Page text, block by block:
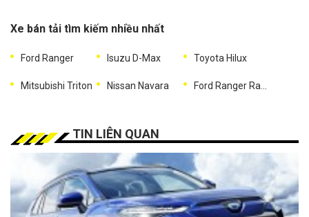
Xe bán tải tìm kiếm nhiều nhất
Ford Ranger Isuzu D-Max Toyota Hilux
Mitsubishi Triton Nissan Navara
TIN LIÊN QUAN